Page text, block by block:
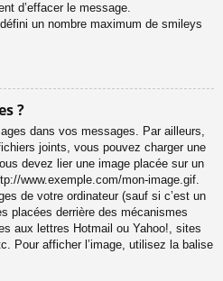
d’effacer le message.
un nombre maximum de smileys
?
dans vos messages. Par ailleurs,
joints, vous pouvez charger une
devez lier une image placée sur un
www.exemple.com/mon-image.gif.
de votre ordinateur (sauf si c’est un
placées derrière des mécanismes
aux lettres Hotmail ou Yahoo!, sites
Pour afficher l’image, utilisez la balise